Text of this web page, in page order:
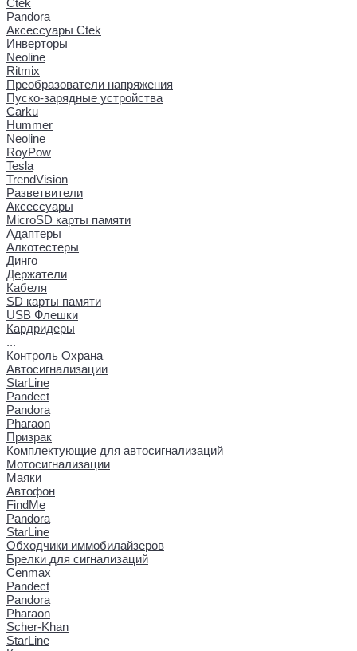
Ctek
Pandora
Аксессуары Ctek
Инверторы
Neoline
Ritmix
Преобразователи напряжения
Пуско-зарядные устройства
Carku
Hummer
Neoline
RoyPow
Tesla
TrendVision
Разветвители
Аксессуары
MicroSD карты памяти
Адаптеры
Алкотестеры
Динго
Держатели
Кабеля
SD карты памяти
USB Флешки
Кардридеры
...
Контроль Охрана
Автосигнализации
StarLine
Pandect
Pandora
Pharaon
Призрак
Комплектующие для автосигнализаций
Мотосигнализации
Маяки
Автофон
FindMe
Pandora
StarLine
Обходчики иммобилайзеров
Брелки для сигнализаций
Cenmax
Pandect
Pandora
Pharaon
Scher-Khan
StarLine